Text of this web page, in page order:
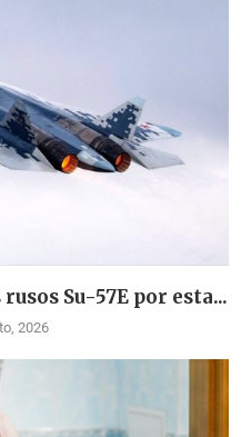
Su-57E por esta...
2026